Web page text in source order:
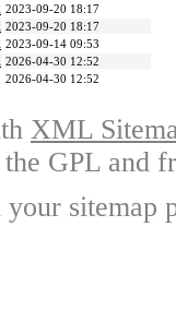
2023-09-20 18:17
2023-09-20 18:17
2023-09-14 09:53
2026-04-30 12:52
2026-04-30 12:52
XML
GPL and
sitemap